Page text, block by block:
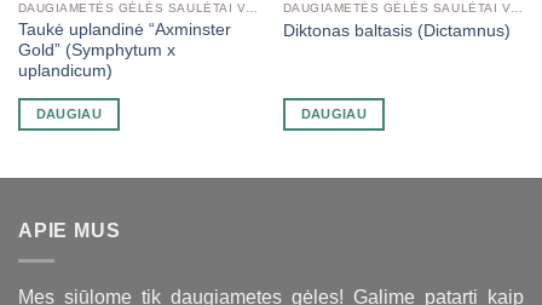
DAUGIAMETĖS GĖLĖS SAULĖTAI VIETAI
Taukė uplandinė “Axminster
Gold” (Symphytum x
uplandicum)
DAUGIAU
DAUGIAMETĖS GĖLĖS SAULĖTAI VIETAI
Diktonas baltasis (Dictamnus)
DAUGIAU
APIE MUS
Mes siūlome tik daugiametes gėles! Galime patarti kaip